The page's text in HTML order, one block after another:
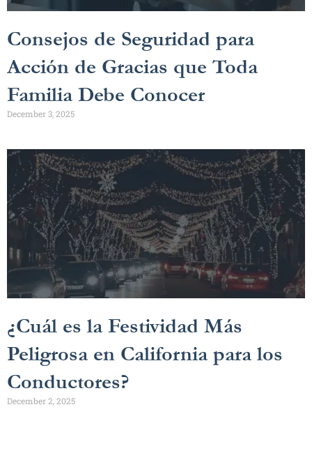
Consejos de Seguridad para
Acción de Gracias que Toda
Familia Debe Conocer
December 3, 2025
¿Cuál es la Festividad Más
Peligrosa en California para los
Conductores?
December 2, 2025